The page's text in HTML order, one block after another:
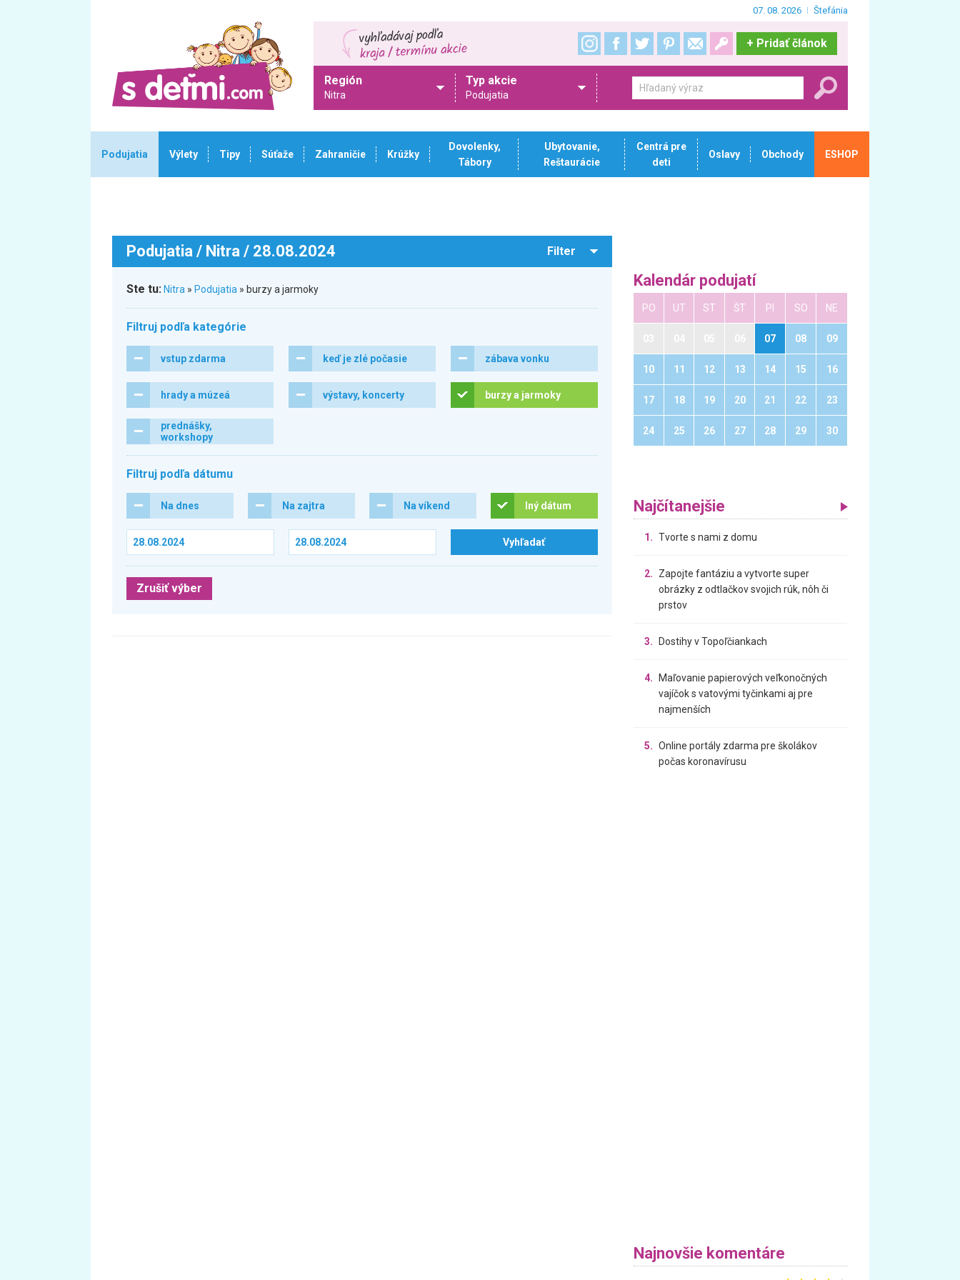
07. 08. 2026 Štefánia
+ Pridať článok
Región
Nitra
Typ akcie
Podujatia
Podujatia Výlety Tipy Súťaže Zahraničie Krúžky
Dovolenky,
Tábory
Ubytovanie,
Reštaurácie
Centrá pre
deti
Oslavy Obchody ESHOP
Podujatia / Nitra / 28.08.2024 Filter
Ste tu: Nitra » Podujatia » burzy a jarmoky
Filtruj podľa kategórie
vstup zdarma keď je zlé počasie zábava vonku
hrady a múzeá výstavy, koncerty burzy a jarmoky
prednášky,
workshopy
Filtruj podľa dátumu
Na dnes Na zajtra Na víkend Iný dátum
Zrušiť výber
Kalendár podujatí
PO UT ST ŠT PI SO NE
07 08 09
10 11 12 13 14 15 16
17 18 19 20 21 22 23
24 25 26 27 28 29 30
Najčítanejšie
1. Tvorte s nami z domu
2.
Zapojte fantáziu a vytvorte super
obrázky z odtlačkov svojich rúk, nôh či
prstov
3. Dostihy v Topoľčiankach
4.
Maľovanie papierových veľkonočných
vajíčok s vatovými tyčinkami aj pre
najmenších
5. Online portály zdarma pre školákov
počas koronavírusu
Najnovšie komentáre